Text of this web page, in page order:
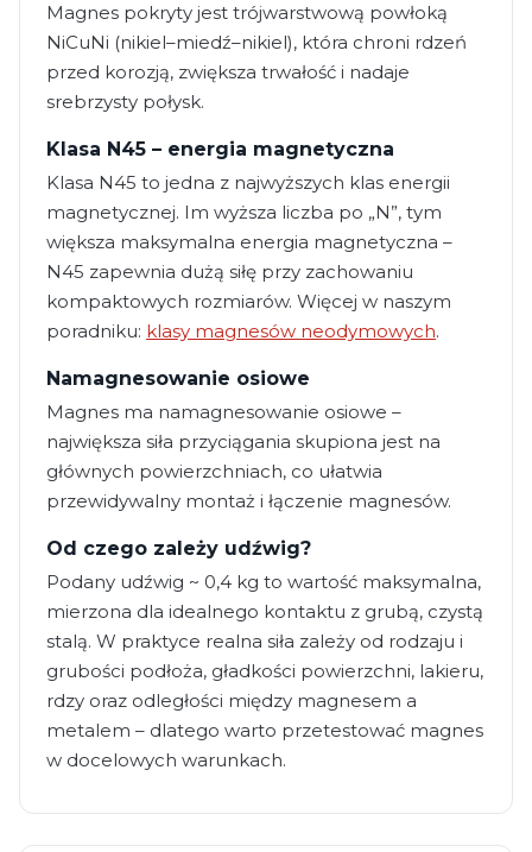
Magnes pokryty jest trójwarstwową powłoką
NiCuNi (nikiel–miedź–nikiel), która chroni rdzeń
przed korozją, zwiększa trwałość i nadaje
srebrzysty połysk.
Klasa N45 – energia magnetyczna
Klasa N45 to jedna z najwyższych klas energii
magnetycznej. Im wyższa liczba po „N”, tym
większa maksymalna energia magnetyczna –
N45 zapewnia dużą siłę przy zachowaniu
kompaktowych rozmiarów. Więcej w naszym
poradniku: klasy magnesów neodymowych.
Namagnesowanie osiowe
Magnes ma namagnesowanie osiowe –
największa siła przyciągania skupiona jest na
głównych powierzchniach, co ułatwia
przewidywalny montaż i łączenie magnesów.
Od czego zależy udźwig?
Podany udźwig ~ 0,4 kg to wartość maksymalna,
mierzona dla idealnego kontaktu z grubą, czystą
stalą. W praktyce realna siła zależy od rodzaju i
grubości podłoża, gładkości powierzchni, lakieru,
rdzy oraz odległości między magnesem a
metalem – dlatego warto przetestować magnes
w docelowych warunkach.